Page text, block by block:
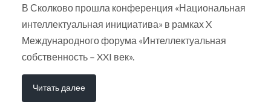
В Сколково прошла конференция «Национальная
интеллектуальная инициатива» в рамках X
Международного форума «Интеллектуальная
собственность – XXI век».
Читать далее